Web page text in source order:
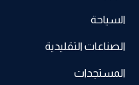
السياحة
الصناعات التقليدية
المستجدات